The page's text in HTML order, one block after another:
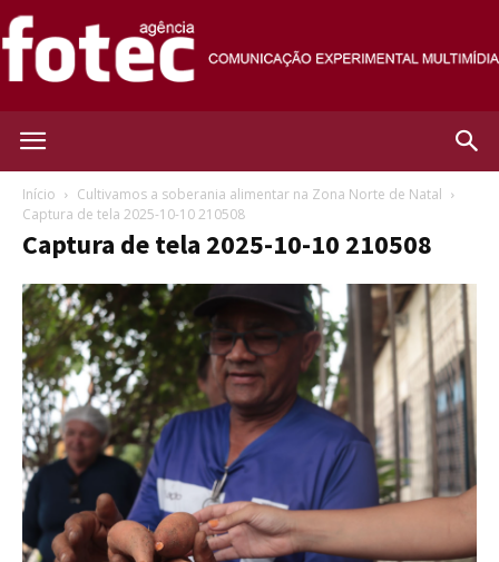
Fotec
Início
Cultivamos a soberania alimentar na Zona Norte de Natal
Captura de tela 2025-10-10 210508
Captura de tela 2025-10-10 210508